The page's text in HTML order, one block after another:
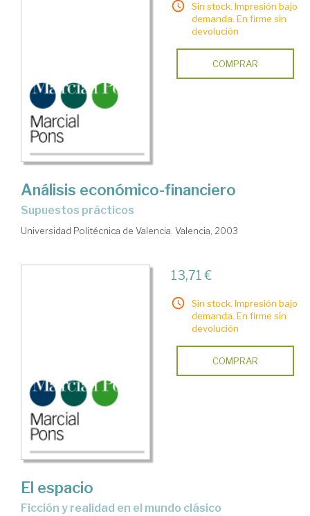
Sin stock. Impresión bajo
demanda. En firme sin
devolución
COMPRAR
Análisis económico-financiero
supuestos prácticos
Universidad Politécnica de Valencia. Valencia, 2003
13,71 €
Sin stock. Impresión bajo
demanda. En firme sin
devolución
COMPRAR
El espacio
Ficción y realidad en el mundo clásico